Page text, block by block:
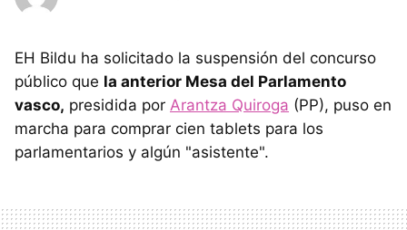
EH Bildu ha solicitado la suspensión del concurso
público que la anterior Mesa del Parlamento
vasco, presidida por Arantza Quiroga (PP), puso en
marcha para comprar cien tablets para los
parlamentarios y algún "asistente".